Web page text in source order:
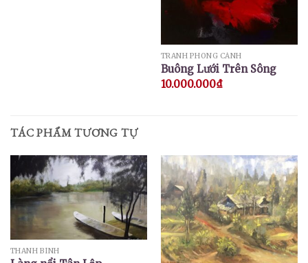
TRANH PHONG CẢNH
Buông Lưới Trên Sông
10.000.000₫
TÁC PHẨM TƯƠNG TỰ
THANH BÌNH